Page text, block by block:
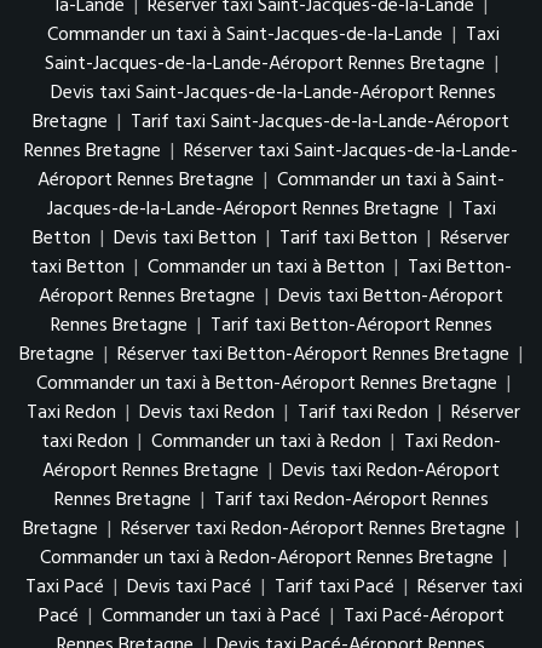
Commander un taxi à Saint-Jacques-de-la-Lande | Taxi
Saint-Jacques-de-la-Lande-Aéroport Rennes Bretagne |
Devis taxi Saint-Jacques-de-la-Lande-Aéroport Rennes
Bretagne | Tarif taxi Saint-Jacques-de-la-Lande-Aéroport
Rennes Bretagne | Réserver taxi Saint-Jacques-de-la-Lande-
Aéroport Rennes Bretagne | Commander un taxi à Saint-
Jacques-de-la-Lande-Aéroport Rennes Bretagne | Taxi
Betton | Devis taxi Betton | Tarif taxi Betton | Réserver
taxi Betton | Commander un taxi à Betton | Taxi Betton-
Aéroport Rennes Bretagne | Devis taxi Betton-Aéroport
Rennes Bretagne | Tarif taxi Betton-Aéroport Rennes
Bretagne | Réserver taxi Betton-Aéroport Rennes Bretagne |
Commander un taxi à Betton-Aéroport Rennes Bretagne |
Taxi Redon | Devis taxi Redon | Tarif taxi Redon | Réserver
taxi Redon | Commander un taxi à Redon | Taxi Redon-
Aéroport Rennes Bretagne | Devis taxi Redon-Aéroport
Rennes Bretagne | Tarif taxi Redon-Aéroport Rennes
Bretagne | Réserver taxi Redon-Aéroport Rennes Bretagne |
Commander un taxi à Redon-Aéroport Rennes Bretagne |
Taxi Pacé | Devis taxi Pacé | Tarif taxi Pacé | Réserver taxi
Pacé | Commander un taxi à Pacé | Taxi Pacé-Aéroport